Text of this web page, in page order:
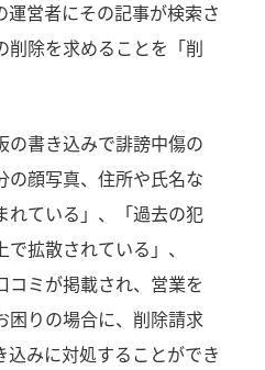
運営者にその記事が検索さ
削除を求めることを「削
の書き込みで誹謗中傷の
の顔写真、住所や氏名な
れている」、「過去の犯
拡散されている」、
コミが掲載され、営業を
困りの場合に、削除請求
込みに対処することができ